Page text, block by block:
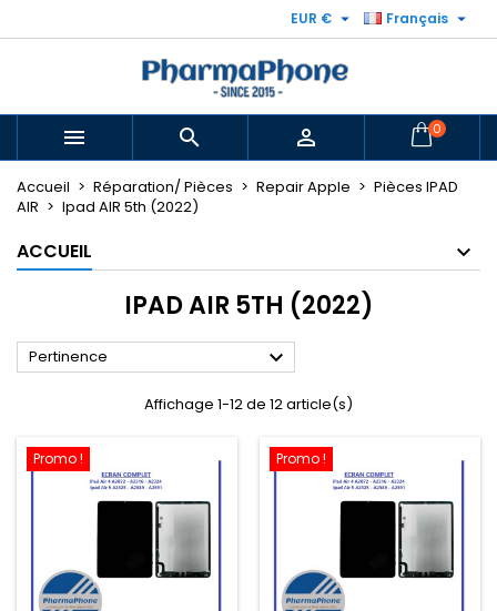
Français 
EUR € 
   0
Accueil Réparation/ Pièces Repair Apple
Pièces IPAD
AIR
Ipad AIR 5th (2022)
ACCUEIL
IPAD AIR 5TH (2022)
Pertinence 
Affichage 1-12 de 12 article(s)
Promo ! Promo !